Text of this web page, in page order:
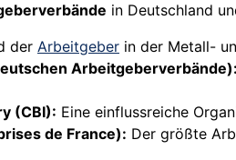
in Deutschland
der Arbeitgeber in der Metall-
Arbeitgeberverbände):
(CBI): Eine einflussreiche
de France): Der größte